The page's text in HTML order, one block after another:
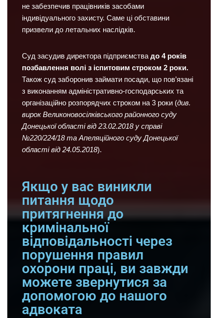
не забезпечив працівників засобами
індивідуального захисту. Саме ці обставини
призвели до летальних наслідків.
Суд засудив директора підприємства до 4 років
позбавлення волі з іспитовим строком 2 роки.
Також суд заборонив займати посади, що пов’язані
з виконанням адміністративно-господарських та
організаційно розпорядчих строком на 3 роки (див.
вирок Великоновосілківського районного суду
Донецької області від 23.02.2018 у справі
№220/224/18 та Апеляційного суду Донецької
області від 24.05.2018).
Якщо у вас виникли
питання щодо
притягнення до
кримінальної
відповідальності через
порушення правил
охорони праці, ви завжди
можете звернутися за
допомогою до нашого
адвоката